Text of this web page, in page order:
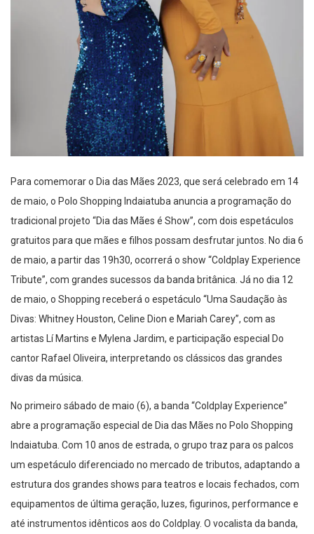
Para comemorar o Dia das Mães 2023, que será celebrado em 14
de maio, o Polo Shopping Indaiatuba anuncia a programação do
tradicional projeto “Dia das Mães é Show”, com dois espetáculos
gratuitos para que mães e filhos possam desfrutar juntos. No dia 6
de maio, a partir das 19h30, ocorrerá o show “Coldplay Experience
Tribute”, com grandes sucessos da banda britânica. Já no dia 12
de maio, o Shopping receberá o espetáculo “Uma Saudação às
Divas: Whitney Houston, Celine Dion e Mariah Carey”, com as
artistas Lí Martins e Mylena Jardim, e participação especial Do
cantor Rafael Oliveira, interpretando os clássicos das grandes
divas da música.
No primeiro sábado de maio (6), a banda “Coldplay Experience”
abre a programação especial de Dia das Mães no Polo Shopping
Indaiatuba. Com 10 anos de estrada, o grupo traz para os palcos
um espetáculo diferenciado no mercado de tributos, adaptando a
estrutura dos grandes shows para teatros e locais fechados, com
equipamentos de última geração, luzes, figurinos, performance e
até instrumentos idênticos aos do Coldplay. O vocalista da banda,